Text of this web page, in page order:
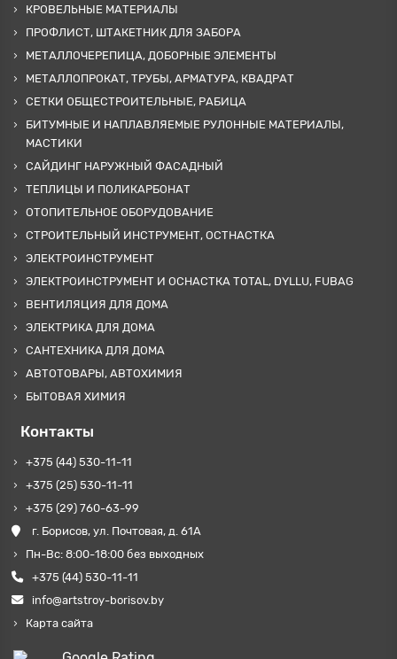
КРОВЕЛЬНЫЕ МАТЕРИАЛЫ
ПРОФЛИСТ, ШТАКЕТНИК ДЛЯ ЗАБОРА
МЕТАЛЛОЧЕРЕПИЦА, ДОБОРНЫЕ ЭЛЕМЕНТЫ
МЕТАЛЛОПРОКАТ, ТРУБЫ, АРМАТУРА, КВАДРАТ
СЕТКИ ОБЩЕСТРОИТЕЛЬНЫЕ, РАБИЦА
БИТУМНЫЕ И НАПЛАВЛЯЕМЫЕ РУЛОННЫЕ МАТЕРИАЛЫ,
МАСТИКИ
САЙДИНГ НАРУЖНЫЙ ФАСАДНЫЙ
ТЕПЛИЦЫ И ПОЛИКАРБОНАТ
ОТОПИТЕЛЬНОЕ ОБОРУДОВАНИЕ
СТРОИТЕЛЬНЫЙ ИНСТРУМЕНТ, ОСТНАСТКА
ЭЛЕКТРОИНСТРУМЕНТ
ЭЛЕКТРОИНСТРУМЕНТ И ОСНАСТКА TOTAL, DYLLU, FUBAG
ВЕНТИЛЯЦИЯ ДЛЯ ДОМА
ЭЛЕКТРИКА ДЛЯ ДОМА
САНТЕХНИКА ДЛЯ ДОМА
АВТОТОВАРЫ, АВТОХИМИЯ
БЫТОВАЯ ХИМИЯ
Контакты
+375 (44) 530-11-11
+375 (25) 530-11-11
+375 (29) 760-63-99
г. Борисов, ул. Почтовая, д. 61А
Пн-Вс: 8:00-18:00 без выходных
+375 (44) 530-11-11
info@artstroy-borisov.by
Карта сайта